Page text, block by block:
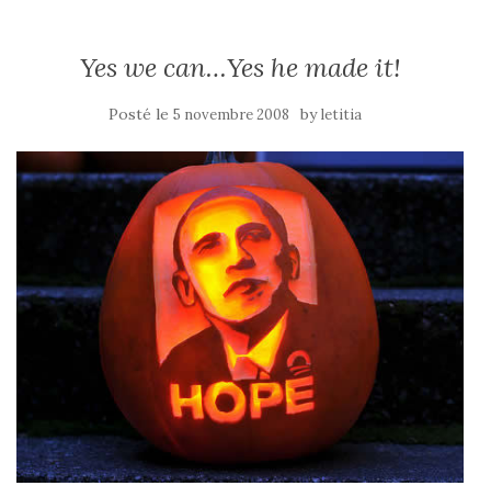
Yes we can…Yes he made it!
Posté le 5 novembre 2008 byletitia